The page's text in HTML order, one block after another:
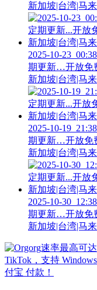
新加坡|台湾|马
2025-10-
期更新…开放免
新加坡|台湾|马
2025-10-
期更新…开放免
新加坡|台湾|马
2025-10-
期更新…开放免
新加坡|台湾|马